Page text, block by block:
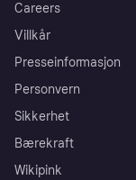
Careers
Villkår
Presseinformasjon
Personvern
Sikkerhet
Bærekraft
Wikipink